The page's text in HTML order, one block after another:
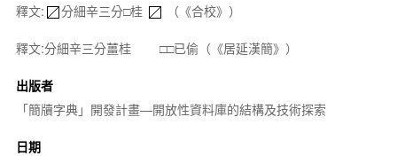
釋文:
分細辛三分□桂 （《合校》）
釋文:分細辛三分薑桂 □□已偷（《居延漢簡》）
出版者
「簡牘字典」開發計畫—開放性資料庫的結構及技術探索
日期